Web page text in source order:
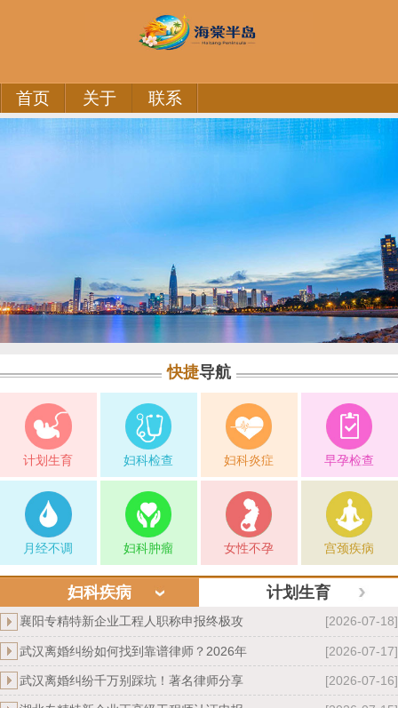
首页 关于 联系
快捷导航
计划生育 妇科检查 妇科炎症 早孕检查
月经不调 妇科肿瘤 女性不孕 宫颈疾病
妇科疾病 计划生育
襄阳专精特新企业工程人职称申报终极攻 [2026-07-18]
武汉离婚纠纷如何找到靠谱律师？2026年 [2026-07-17]
武汉离婚纠纷千万别踩坑！著名律师分享 [2026-07-16]